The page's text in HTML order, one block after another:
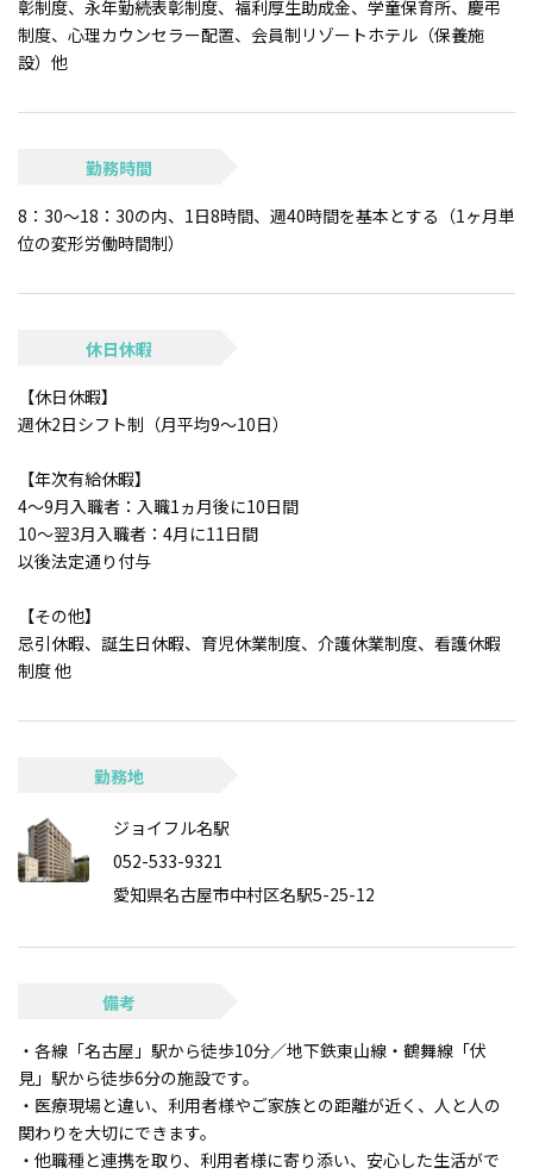
彰制度、永年勤続表彰制度、福利厚生助成金、学童保育所、慶弔
制度、心理カウンセラー配置、会員制リゾートホテル（保養施
設）他
勤務時間
8：30～18：30の内、1日8時間、週40時間を基本とする（1ヶ月単
位の変形労働時間制）
休日休暇
【休日休暇】
週休2日シフト制（月平均9～10日）
【年次有給休暇】
4～9月入職者：入職1ヵ月後に10日間
10～翌3月入職者：4月に11日間
以後法定通り付与
【その他】
忌引休暇、誕生日休暇、育児休業制度、介護休業制度、看護休暇
制度 他
勤務地
ジョイフル名駅
052-533-9321
愛知県名古屋市中村区名駅5-25-12
備考
・各線「名古屋」駅から徒歩10分／地下鉄東山線・鶴舞線「伏
見」駅から徒歩6分の施設です。
・医療現場と違い、利用者様やご家族との距離が近く、人と人の
関わりを大切にできます。
・他職種と連携を取り、利用者様に寄り添い、安心した生活がで